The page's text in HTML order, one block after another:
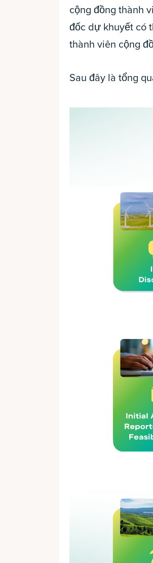
cộng đồng thành
đốc dự khuyết có
thành viên cộng
Sau đây là tổng